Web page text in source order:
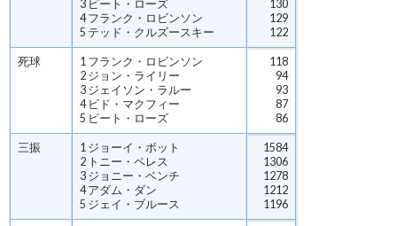
3 ピート・ローズ
4 フランク・ロビンソン
5 テッド・クルズースキー
130
129
122
死球
1 フランク・ロビンソン
2 ジョン・ライリー
3 ジェイソン・ラルー
4 ビド・マクフィー
5 ピート・ローズ
118
94
93
87
86
三振
1 ジョーイ・ボット
2 トニー・ペレス
3 ジョニー・ベンチ
4 アダム・ダン
5 ジェイ・ブルース
1584
1306
1278
1212
1196